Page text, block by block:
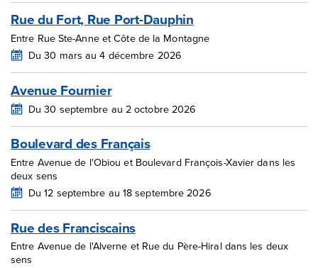
Rue du Fort, Rue Port-Dauphin
Entre Rue Ste-Anne et Côte de la Montagne
Du 30 mars au 4 décembre 2026
Avenue Fournier
Du 30 septembre au 2 octobre 2026
Boulevard des Français
Entre Avenue de l'Obiou et Boulevard François-Xavier dans les
deux sens
Du 12 septembre au 18 septembre 2026
Rue des Franciscains
Entre Avenue de l'Alverne et Rue du Père-Hiral dans les deux
sens